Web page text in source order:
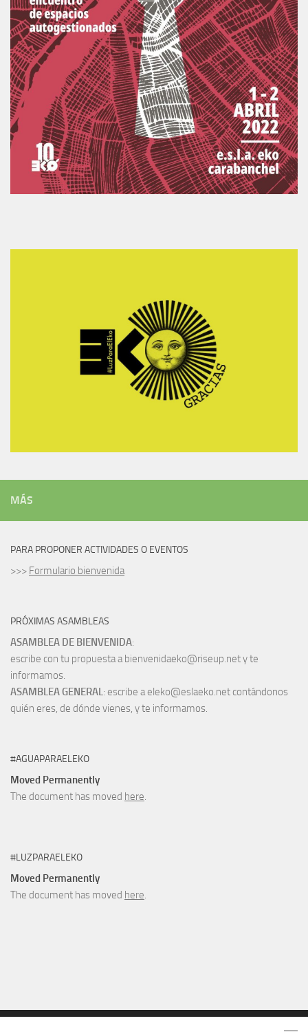
MÁS
PARA PROPONER ACTIVIDADES O EVENTOS
>>> Formulario bienvenida
PRÓXIMAS ASAMBLEAS
ASAMBLEA DE BIENVENIDA:
escribe con tu propuesta a bienvenidaeko@riseup.net y te
informamos.
ASAMBLEA GENERAL: escribe a eleko@eslaeko.net contándonos
quién eres, de dónde vienes, y te informamos.
#AGUAPARAELEKO
Moved Permanently
The document has moved here.
#LUZPARAELEKO
Moved Permanently
The document has moved here.